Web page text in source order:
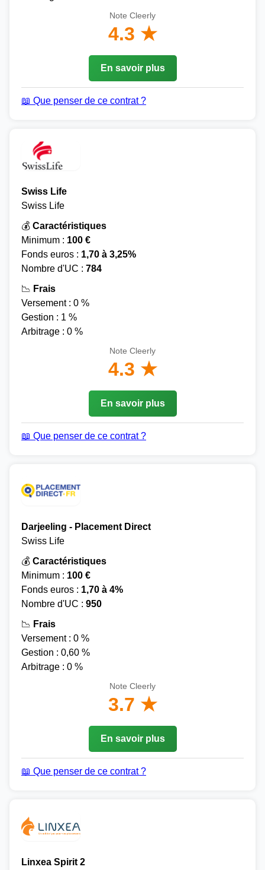
Note Cleerly
4.3 ★
En savoir plus
📖 Que penser de ce contrat ?
Swiss Life
Swiss Life
💰 Caractéristiques
Minimum : 100 €
Fonds euros : 1,70 à 3,25%
Nombre d'UC : 784
📉 Frais
Versement : 0 %
Gestion : 1 %
Arbitrage : 0 %
Note Cleerly
4.3 ★
En savoir plus
📖 Que penser de ce contrat ?
Darjeeling - Placement Direct
Swiss Life
💰 Caractéristiques
Minimum : 100 €
Fonds euros : 1,70 à 4%
Nombre d'UC : 950
📉 Frais
Versement : 0 %
Gestion : 0,60 %
Arbitrage : 0 %
Note Cleerly
3.7 ★
En savoir plus
📖 Que penser de ce contrat ?
Linxea Spirit 2